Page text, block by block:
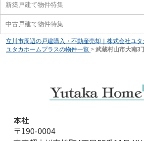
新築戸建て物件特集
中古戸建て物件特集
立川市周辺の戸建購入・不動産売却｜株式会社ユ
ユタカホームプラスの物件一覧 > 武蔵村山市大南
本社
〒190-0004